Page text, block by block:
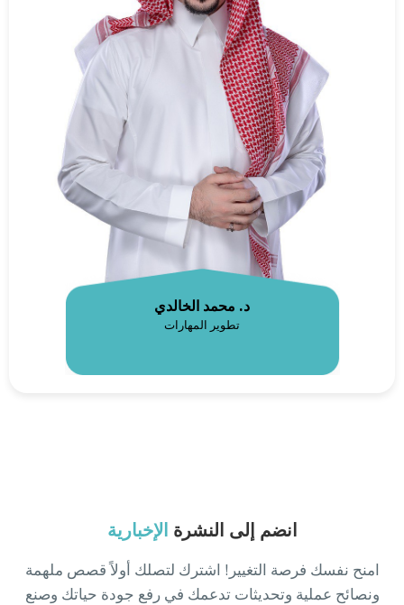
د. محمد الخالدي
تطوير المهارات
انضم إلى النشرة الإخبارية
امنح نفسك فرصة التغيير! اشترك لتصلك أولاً قصص ملهمة
ونصائح عملية وتحديثات تدعمك في رفع جودة حياتك وصنع